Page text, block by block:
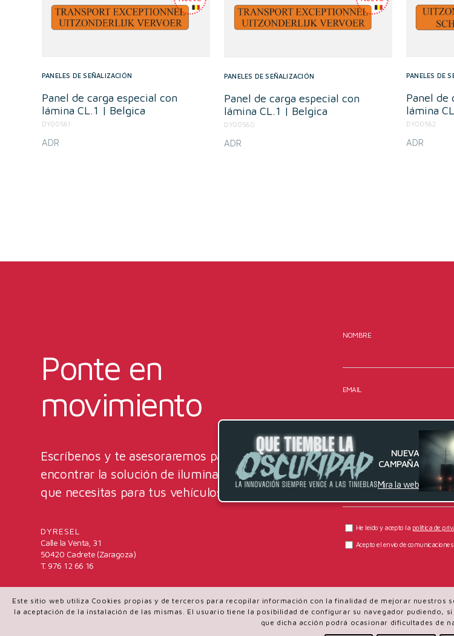
NUEVA
CAMPAÑA
Mira la web
PANELES DE SEÑALIZACIÓN
Panel de carga especial con
lámina CL.1 | Belgica
DY00561
ADR
PANELES DE SEÑALIZACIÓN
Panel de carga especial con
lámina CL.1 | Belgica
DY00560
ADR
PANELES DE
Panel de
lámina
DY00562
ADR
Ponte en
movimiento
Escríbenos y te asesoraremos para
encontrar la solución de iluminación
que necesitas para tus vehículos.
DYRESEL
Calle la Venta, 31
50420 Cadrete (Zaragoza)
T. 976 12 66 16
NOMBRE
EMAIL
MENSAJE
He leído y acepto la política de
Acepto el envío de comunicaciones
Este sitio web utiliza Cookies propias y de terceros para recopilar información con la finalidad de mejorar nuestros
la aceptación de la instalación de las mismas. El usuario tiene la posibilidad de configurar su navegador pudiendo,
que dicha acción podrá ocasionar dificultades de